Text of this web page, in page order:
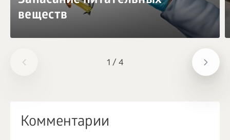
1 / 4
веществ
Комментарии